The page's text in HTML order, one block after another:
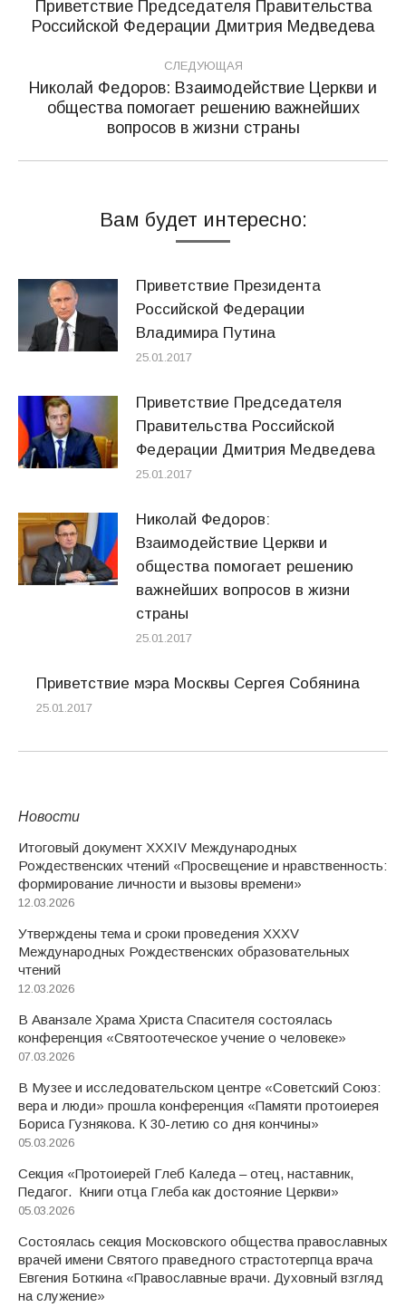
по
Предыдущая
запись:
Приветствие Председателя Правительства
Российской Федерации Дмитрия Медведева
СЛЕДУЮЩАЯ
Следующая
запись:
Николай Федоров: Взаимодействие Церкви и
общества помогает решению важнейших
вопросов в жизни страны
Вам будет интересно:
Приветствие Президента
Российской Федерации
Владимира Путина
25.01.2017
Приветствие Председателя
Правительства Российской
Федерации Дмитрия Медведева
25.01.2017
Николай Федоров:
Взаимодействие Церкви и
общества помогает решению
важнейших вопросов в жизни
страны
25.01.2017
Приветствие мэра Москвы Сергея Собянина
25.01.2017
Новости
Итоговый документ XXХIV Международных
Рождественских чтений «Просвещение и нравственность:
формирование личности и вызовы времени»
12.03.2026
Утверждены тема и сроки проведения XXXV
Международных Рождественских образовательных
чтений
12.03.2026
В Аванзале Храма Христа Спасителя состоялась
конференция «Святоотеческое учение о человеке»
07.03.2026
В Музее и исследовательском центре «Советский Союз:
вера и люди» прошла конференция «Памяти протоиерея
Бориса Гузнякова. К 30-летию со дня кончины»
05.03.2026
Секция «Протоиерей Глеб Каледа – отец, наставник,
Педагог. Книги отца Глеба как достояние Церкви»
05.03.2026
Состоялась секция Московского общества православных
врачей имени Святого праведного страстотерпца врача
Евгения Боткина «Православные врачи. Духовный взгляд
на служение»